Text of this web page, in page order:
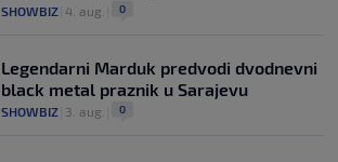
SHOWBIZ 4. aug. 0
Legendarni Marduk predvodi dvodnevni
black metal praznik u Sarajevu
SHOWBIZ 3. aug. 0